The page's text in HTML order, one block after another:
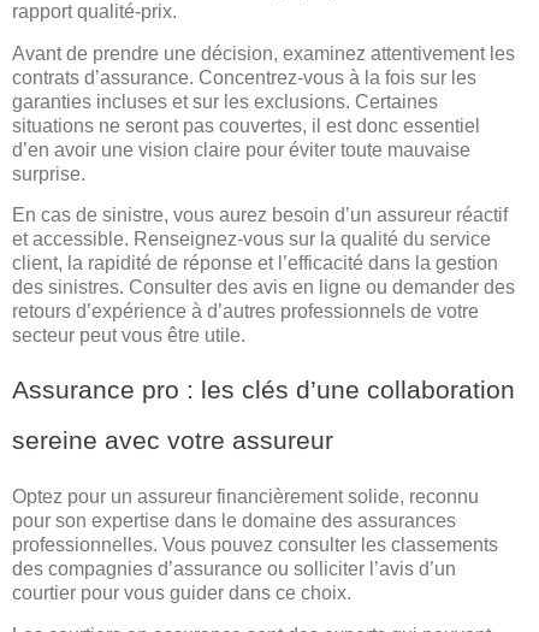
rapport qualité-prix.
Avant de prendre une décision, examinez attentivement les
contrats d’assurance. Concentrez-vous à la fois sur les
garanties incluses et sur les exclusions. Certaines
situations ne seront pas couvertes, il est donc essentiel
d’en avoir une vision claire pour éviter toute mauvaise
surprise.
En cas de sinistre, vous aurez besoin d’un assureur réactif
et accessible. Renseignez-vous sur la qualité du service
client, la rapidité de réponse et l’efficacité dans la gestion
des sinistres. Consulter des avis en ligne ou demander des
retours d’expérience à d’autres professionnels de votre
secteur peut vous être utile.
Assurance pro : les clés d’une collaboration
sereine avec votre assureur
Optez pour un assureur financièrement solide, reconnu
pour son expertise dans le domaine des assurances
professionnelles. Vous pouvez consulter les classements
des compagnies d’assurance ou solliciter l’avis d’un
courtier pour vous guider dans ce choix.